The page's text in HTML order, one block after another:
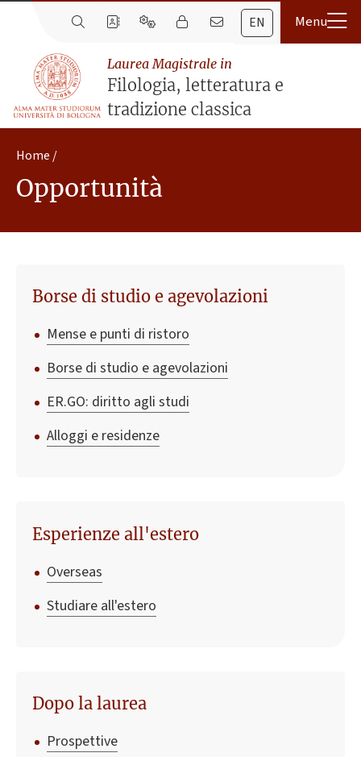
EN
Laurea Magistrale in
Filologia, letteratura e
tradizione classica
Home
Opportunità
Borse di studio e agevolazioni
Mense e punti di ristoro
Borse di studio e agevolazioni
ER.GO: diritto agli studi
Alloggi e residenze
Esperienze all'estero
Overseas
Studiare all'estero
Dopo la laurea
Prospettive